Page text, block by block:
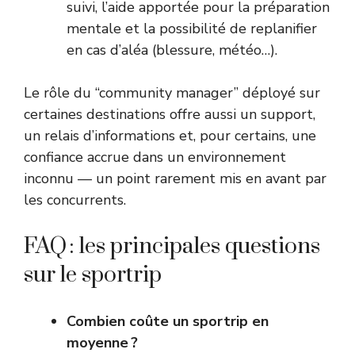
suivi, l’aide apportée pour la préparation
mentale et la possibilité de replanifier
en cas d’aléa (blessure, météo…).
Le rôle du “community manager” déployé sur
certaines destinations offre aussi un support,
un relais d’informations et, pour certains, une
confiance accrue dans un environnement
inconnu — un point rarement mis en avant par
les concurrents.
FAQ : les principales questions
sur le sportrip
Combien coûte un sportrip en
moyenne ?